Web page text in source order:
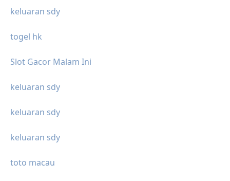
keluaran sdy
togel hk
Slot Gacor Malam Ini
keluaran sdy
keluaran sdy
keluaran sdy
toto macau